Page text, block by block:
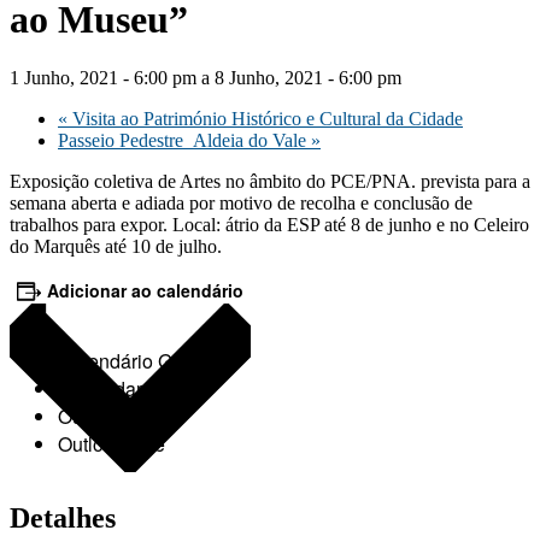
ao Museu”
1 Junho, 2021 - 6:00 pm a 8 Junho, 2021 - 6:00 pm
« Visita ao Património Histórico e Cultural da Cidade
Passeio Pedestre_Aldeia do Vale »
Exposição coletiva de Artes no âmbito do PCE/PNA. prevista para a
semana aberta e adiada por motivo de recolha e conclusão de
trabalhos para expor. Local: átrio da ESP até 8 de junho e no Celeiro
do Marquês até 10 de julho.
Adicionar ao calendário
Calendário Google
iCalendar
Outlook 365
Outlook Live
Detalhes